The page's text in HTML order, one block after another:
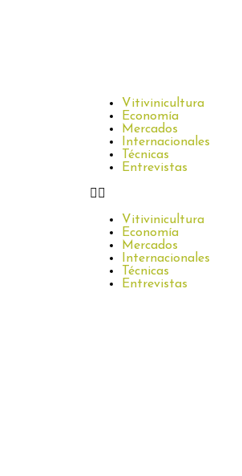
Vitivinicultura
Economía
Mercados
Internacionales
Técnicas
Entrevistas
Vitivinicultura
Economía
Mercados
Internacionales
Técnicas
Entrevistas